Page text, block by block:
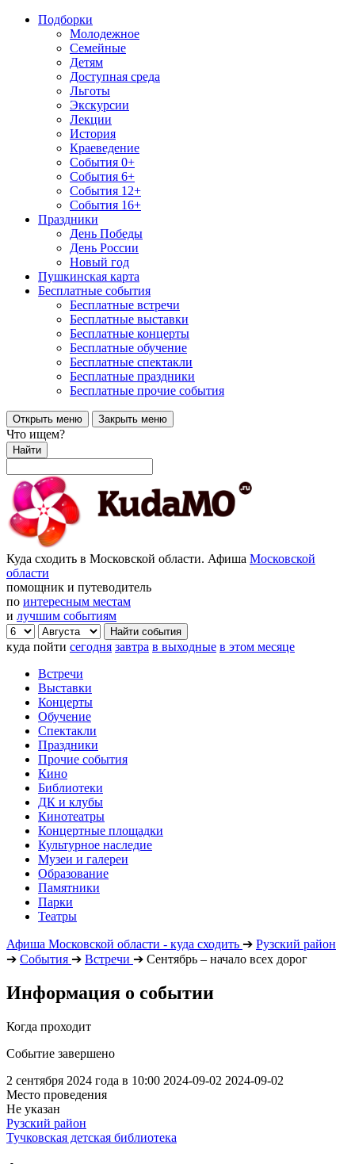
Подборки
Молодежное
Семейные
Детям
Доступная среда
Льготы
Экскурсии
Лекции
История
Краеведение
События 0+
События 6+
События 12+
События 16+
Праздники
День Победы
День России
Новый год
Пушкинская карта
Бесплатные события
Бесплатные встречи
Бесплатные выставки
Бесплатные концерты
Бесплатные обучение
Бесплатные спектакли
Бесплатные праздники
Бесплатные прочие события
Открыть меню Закрыть меню
Что ищем?
Найти
Куда сходить в Московской области. Афиша Московской
области
помощник и путеводитель
по интересным местам
и лучшим событиям
куда пойти сегодня завтра в выходные в этом месяце
Встречи
Выставки
Концерты
Обучение
Спектакли
Праздники
Прочие события
Кино
Библиотеки
ДК и клубы
Кинотеатры
Концертные площадки
Культурное наследие
Музеи и галереи
Образование
Памятники
Парки
Театры
Афиша Московской области - куда сходить ➔ Рузский район
➔ События ➔ Встречи ➔ Сентябрь – начало всех дорог
Информация о событии
Когда проходит
Событие завершено
2 сентября 2024 года в 10:00 2024-09-02 2024-09-02
Место проведения
Не указан
Рузский район
Тучковская детская библиотека